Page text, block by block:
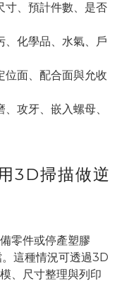
寸、預計件數、是否
、化學品、水氣、戶
位面、配合面與允收
攻牙、嵌入螺母、
3D掃描做逆
零件或停產塑膠
這種情況可透過3D
、尺寸整理與列印